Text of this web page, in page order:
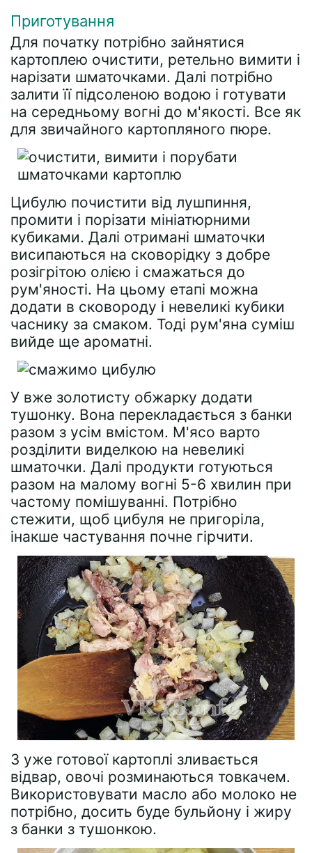
Приготування
Для початку потрібно зайнятися
картоплею очистити, ретельно вимити і
нарізати шматочками. Далі потрібно
залити її підсоленою водою і готувати
на середньому вогні до м'якості. Все як
для звичайного картопляного пюре.
Цибулю почистити від лушпиння,
промити і порізати мініатюрними
кубиками. Далі отримані шматочки
висипаються на сковорідку з добре
розігрітою олією і смажаться до
рум'яності. На цьому етапі можна
додати в сковороду і невеликі кубики
часнику за смаком. Тоді рум'яна суміш
вийде ще ароматні.
У вже золотисту обжарку додати
тушонку. Вона перекладається з банки
разом з усім вмістом. М'ясо варто
розділити виделкою на невеликі
шматочки. Далі продукти готуються
разом на малому вогні 5-6 хвилин при
частому помішуванні. Потрібно
стежити, щоб цибуля не пригоріла,
інакше частування почне гірчити.
З уже готової картоплі зливається
відвар, овочі розминаються товкачем.
Використовувати масло або молоко не
потрібно, досить буде бульйону і жиру
з банки з тушонкою.